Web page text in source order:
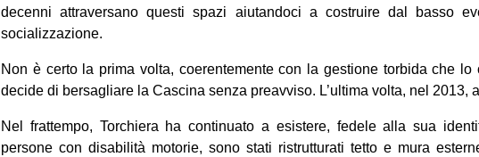
decenni attraversano questi spazi aiutandoci a costruire dal basso
socializzazione.
Non è certo la prima volta, coerentemente con la gestione torbida che
decide di bersagliare la Cascina senza preavviso. L’ultima volta, nel 2013,
Nel frattempo, Torchiera ha continuato a esistere, fedele alla sua
persone con disabilità motorie, sono stati ristrutturati tetto e mura